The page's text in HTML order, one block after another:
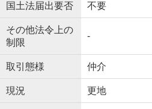
国土法届出要否 不要
その他法令上の
制限
-
取引態様 仲介
現況 更地